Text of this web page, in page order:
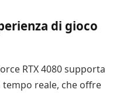
di gioco
RTX 4080 supporta
tempo reale, che offre